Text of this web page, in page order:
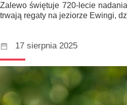
Zalewo świętuje 720-lecie
trwają regaty na jeziorze Ewingi,
17 sierpnia 2025